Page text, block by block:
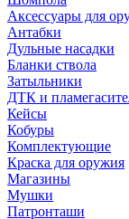
Аксессуары для
Антабки
Дульные насадки
Бланки ствола
Затыльники
ДТК и
Кейсы
Кобуры
Комплектующие
Краска для оружия
Магазины
Мушки
Патронташи